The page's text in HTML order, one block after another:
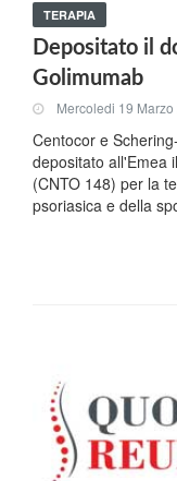
TERAPIA
Depositato il
Golimumab
Mercoledi 19 Marzo
Centocor e
depositato all'Emea
(CNTO 148) per la
psoriasica e della